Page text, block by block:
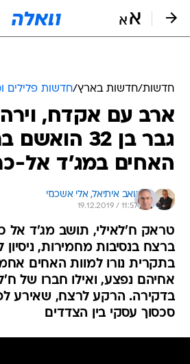
חדשות/חדשות בארץ/חדשות פלילים
גבר בן 32
האחים במג'ד אל-
יואב איתיאל, אלי אשכנזי
19.12.2019 / 11:57
טראק ח'לאילי, תושב מג'ד אל
ברצח בנסיבות מחמירות,
בתקרית נורו למוות האחים
אחיהם נפצע, ואילו חברו של
בדקירה. הרקע לרצח, שאירע
סכסוך עסקי בין הצדדים